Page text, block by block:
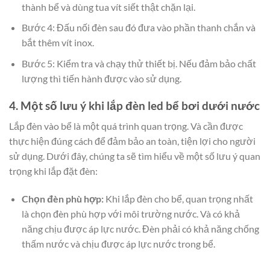
thành bể và dùng tua vít siết thật chặn lại.
Bước 4: Đấu nối đèn sau đó đưa vào phần thanh chắn và
bắt thêm vít inox.
Bước 5: Kiểm tra và chạy thử thiết bị. Nếu đảm bảo chất
lượng thì tiến hành được vào sử dụng.
4. Một số lưu ý khi lắp đèn led bể bơi dưới nước
Lắp đèn vào bể là một quá trình quan trọng. Và cần được
thực hiện đúng cách để đảm bảo an toàn, tiện lợi cho người
sử dụng. Dưới đây, chúng ta sẽ tìm hiểu về một số lưu ý quan
trọng khi lắp đặt đèn:
Chọn đèn phù hợp:Khi lắp đèn cho bể, quan trọng nhất
là chọn đèn phù hợp với môi trường nước. Và có khả
năng chịu được áp lực nước. Đèn phải có khả năng chống
thấm nước và chịu được áp lực nước trong bể.